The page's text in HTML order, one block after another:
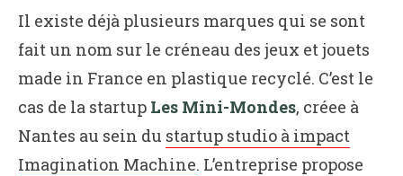
Il existe déjà plusieurs marques qui se sont
fait un nom sur le créneau des jeux et jouets
made in France en plastique recyclé. C’est le
cas de la startup Les Mini-Mondes, créee à
Nantes au sein du startup studio à impact
Imagination Machine. L’entreprise propose